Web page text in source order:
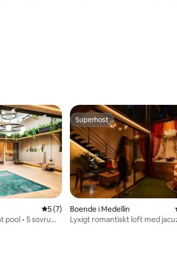
5 av 5 i genomsnittligt betyg, 7
5 (7)
pool • 5 sovrum
Superhost
Superhost
Boende i Medellín
Lyxigt romantiskt loft med